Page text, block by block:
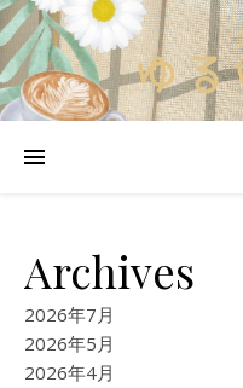
Archives
2026年7月
2026年5月
2026年4月